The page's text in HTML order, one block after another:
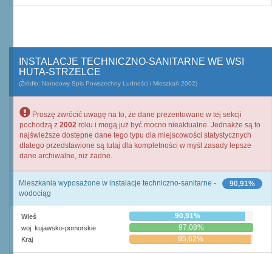
INSTALACJE TECHNICZNO-SANITARNE WE WSI
HUTA-STRZELCE
(Źródło: Narodowy Spis Powszechny Ludności i Mieszkań 2002)
Proszę zwrócić uwagę na to, że dane prezentowane w tej sekcji
pochodzą z 2002 roku i mogą już być mocno nieaktualne. Jednakże są to
najświeższe dostępne dane tego typu dla miejscowości statystycznych
dlatego przedstawione są tutaj dla kompletności w myśl zasady lepsze
dane archiwalne, niż żadne.
90,91%
Mieszkania wyposażone w instalacje techniczno-sanitarne -
wodociąg
Wieś 90,91%
woj. kujawsko-pomorskie 97,08%
Kraj 95,62%